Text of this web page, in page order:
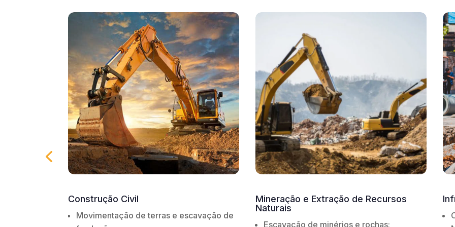
Mineração e Extração de Recursos
Naturais
Escavação de minérios e rochas;
Infraestrutura e Obras Públicas